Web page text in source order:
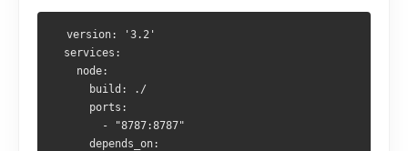
  version: '3.2'
  services:
    node:
      build: ./
      ports:
        - "8787:8787"
      depends_on: